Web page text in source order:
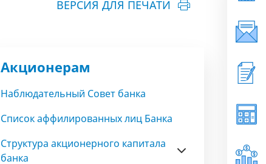
ВЕРСИЯ ДЛЯ ПЕЧАТИ
Акционерам
Наблюдательный Совет банка
Список аффилированных лиц Банка
Структура акционерного капитала
банка